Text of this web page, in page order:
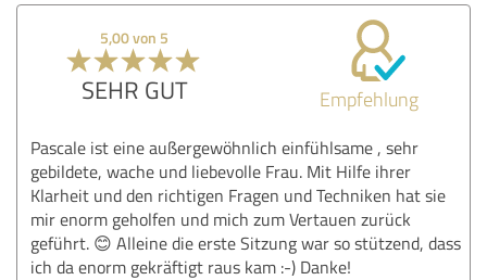
5,00 von 5
SEHR GUT Empfehlung
Pascale ist eine außergewöhnlich einfühlsame , sehr
gebildete, wache und liebevolle Frau. Mit Hilfe ihrer
Klarheit und den richtigen Fragen und Techniken hat sie
mir enorm geholfen und mich zum Vertauen zurück
geführt. 😊 Alleine die erste Sitzung war so stützend, dass
ich da enorm gekräftigt raus kam :-) Danke!